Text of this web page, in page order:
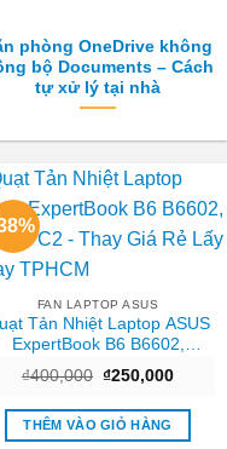
phòng OneDrive không
bộ Documents – Cách
tự xử lý tại nhà
FAN LAPTOP ASUS
Tản Nhiệt Laptop ASUS
ExpertBook B6 B6602,
– Thay Giá Rẻ Lấy
Ngay TPHCM
₫400,000 Giá
là:
₫400,000.
₫250,000Giá
tại
THÊM VÀO GIỎ HÀNG